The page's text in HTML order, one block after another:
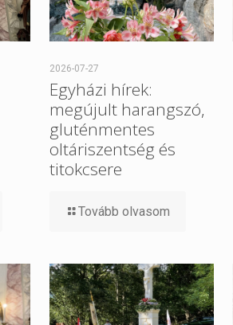
2026-07-27
Egyházi hírek:
megújult harangszó,
gluténmentes
oltáriszentség és
titokcsere
Tovább olvasom